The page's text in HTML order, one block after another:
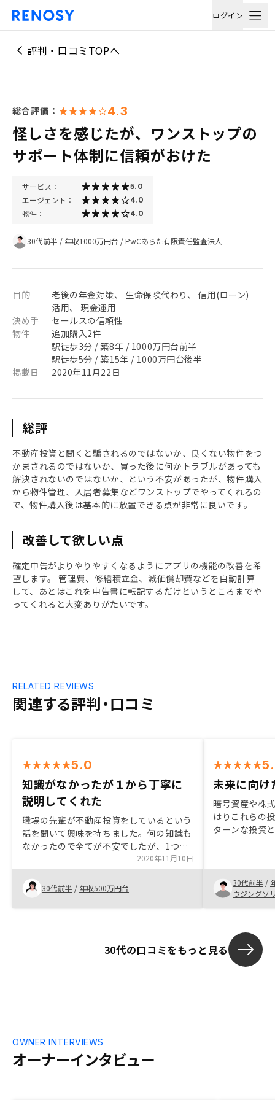
ログイン
評判・口コミTOPへ
総合評価： 4.3
怪しさを感じたが、ワンストップの
サポート体制に信頼がおけた
サービス： 5.0
エージェント： 4.0
物件： 4.0
30代前半 / 年収1000万円台 /PwCあらた有限責任監査法人
目的
老後の年金対策、 生命保険代わり、 信用(ローン)
活用、 現金運用
決め手
セールスの信頼性
物件
追加購入2件
駅徒歩3分 / 築8年 / 1000万円台前半
駅徒歩5分 / 築15年 / 1000万円台後半
掲載日
2020年11月22日
総評
不動産投資と聞くと騙されるのではないか、良くない物件をつ
かまされるのではないか、買った後に何かトラブルがあっても
解決されないのではないか、という不安があったが、物件購入
から物件管理、入居者募集などワンストップでやってくれるの
で、物件購入後は基本的に放置できる点が非常に良いです。
改善して欲しい点
確定申告がよりやりやすくなるようにアプリの機能の改善を希
望します。 管理費、修繕積立金、減価償却費などを自動計算
して、あとはこれを申告書に転記するだけというところまでや
ってくれると大変ありがたいです。
関連する評判・口コミ
RELATED REVIEWS
5.0
知識がなかったが１から丁寧に
説明してくれた
職場の先輩が不動産投資をしているという
話を聞いて興味を持ちました。何の知識も
なかったので全てが不安でしたが、1つ1
つ丁寧に説明してくださって、ただ月々貯
金をしているだけでなく、不動産投資にあ
てるほうが将来性があると感じて始めてみ
ました。手続きまでの流れもスムーズに柔
軟に対応していただけて助かりました。
2020年11月10日
30代前半 / 年収500万円台
未来に向け
暗号資産や株
はりこれらの
ターンな投資
成約に至った。
30代前半 /
ウジングソ
30代の口コミをもっと見る
オーナーインタビュー
OWNER INTERVIEWS